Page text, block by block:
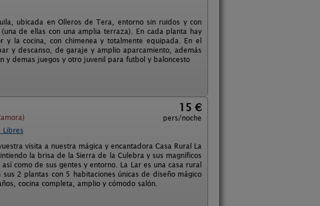
ubicada en Olleros de Tera, entorno sin ruidos y con
de ellas con una amplia terraza). En cada planta hay
la cocina, con chimenea y totalmente equipada. En el
y descanso, de garaje y amplio aparcamiento, además
y demas juegos y otro juvenil para futbol y baloncesto
15 €
pers/noche
Libres
visita a nuestra mágica y encantadora Casa Rural La
la brisa de la Sierra de la Culebra y sus magníficos
como de sus gentes y entorno. La Lar es una casa rural
2 plantas con 5 habitaciones únicas de diseño mágico
cocina completa, amplio y cómodo salón.